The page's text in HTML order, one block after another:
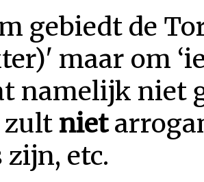
gebiedt de
maar om
namelijk niet
zult niet
etc.